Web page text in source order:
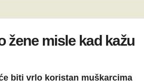
žene misle kad kažu
biti vrlo koristan muškarcima